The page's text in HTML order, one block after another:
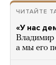
ЧИТАЙТЕ
«У нас
Владимир
а мы его